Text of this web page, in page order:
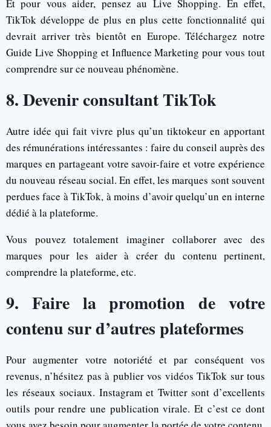
Et pour vous aider, pensez au Live Shopping. En effet,
TikTok développe de plus en plus cette fonctionnalité qui
devrait arriver très bientôt en Europe. Téléchargez notre
Guide Live Shopping et Influence Marketing pour vous tout
comprendre sur ce nouveau phénomène.
8. Devenir consultant TikTok
Autre idée qui fait vivre plus qu’un tiktokeur en apportant
des rémunérations intéressantes : faire du conseil auprès des
marques en partageant votre savoir-faire et votre expérience
du nouveau réseau social. En effet, les marques sont souvent
perdues face à TikTok, à moins d’avoir quelqu’un en interne
dédié à la plateforme.
Vous pouvez totalement imaginer collaborer avec des
marques pour les aider à créer du contenu pertinent,
comprendre la plateforme, etc.
9. Faire la promotion de votre
contenu sur d’autres plateformes
Pour augmenter votre notoriété et par conséquent vos
revenus, n’hésitez pas à publier vos vidéos TikTok sur tous
les réseaux sociaux. Instagram et Twitter sont d’excellents
outils pour rendre une publication virale. Et c’est ce dont